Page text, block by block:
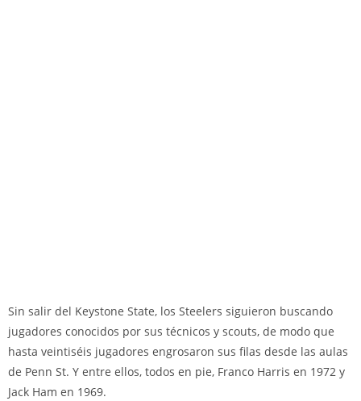
Sin salir del Keystone State, los Steelers siguieron buscando
jugadores conocidos por sus técnicos y scouts, de modo que
hasta veintiséis jugadores engrosaron sus filas desde las aulas
de Penn St. Y entre ellos, todos en pie, Franco Harris en 1972 y
Jack Ham en 1969.